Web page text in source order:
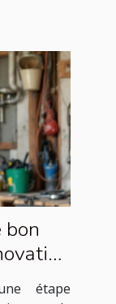
étape